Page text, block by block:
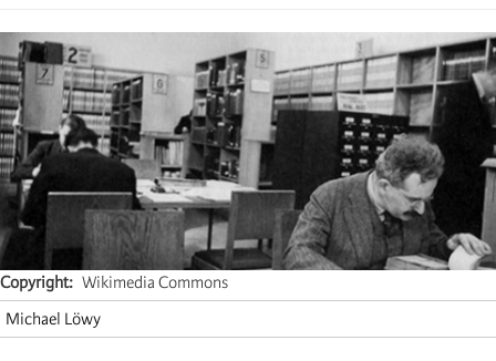
Copyright
Wikimedia Commons
Michael Löwy